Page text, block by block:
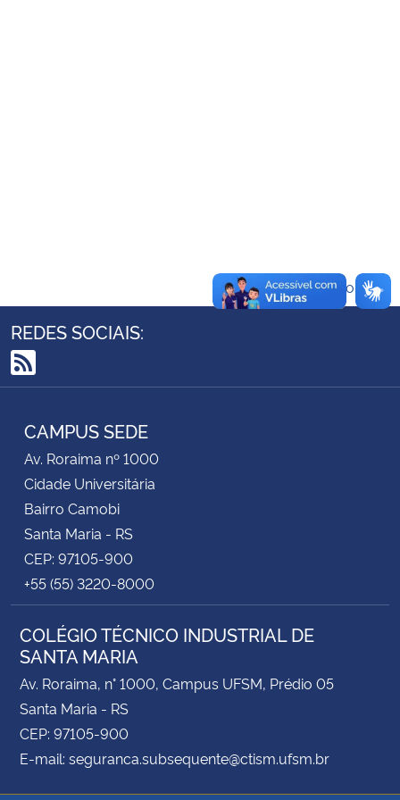
Secretaria-Geral
Secretaria de Governo
Gabinete de Segurança Institucional
Advocacia-Geral da União
Banco Central do Brasil
Planalto
Voltar ao topo
REDES SOCIAIS:
RSS
CAMPUS SEDE
Av. Roraima nº 1000
Cidade Universitária
Bairro Camobi
Santa Maria - RS
CEP: 97105-900
+55 (55) 3220-8000
COLÉGIO TÉCNICO INDUSTRIAL DE
SANTA MARIA
Av. Roraima, n° 1000, Campus UFSM, Prédio 05
Santa Maria - RS
CEP: 97105-900
E-mail: seguranca.subsequente@ctism.ufsm.br